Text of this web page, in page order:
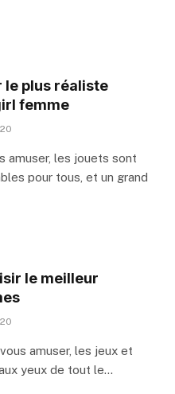
le plus réaliste
femme
amuser, les jouets sont
pour tous, et un grand
le meilleur
amuser, les jeux et
yeux de tout le…